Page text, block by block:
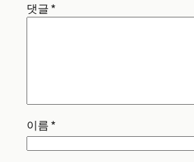
댓글*
이름*